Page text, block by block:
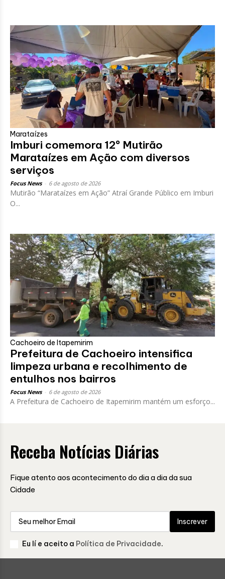
Marataízes
Imburi comemora 12º Mutirão
Marataízes em Ação com diversos
serviços
Focus News 6 de agosto de 2026
Mutirão “Marataízes em Ação” Atraí Grande Público em Imburi
O...
Cachoeiro de Itapemirim
Prefeitura de Cachoeiro intensifica
limpeza urbana e recolhimento de
entulhos nos bairros
Focus News 6 de agosto de 2026
A Prefeitura de Cachoeiro de Itapemirim mantém um esforço...
Receba Notícias Diárias
Fique atento aos acontecimento do dia a dia da sua
Cidade
Inscrever
Eu lí e aceito a Política de Privacidade.